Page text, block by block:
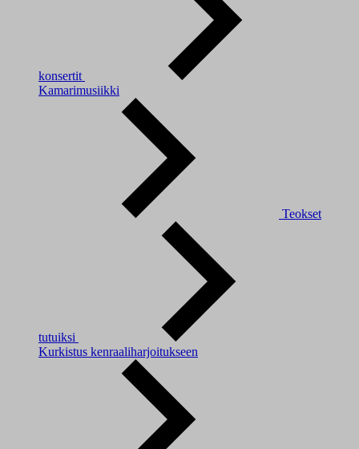
konsertit
Kamarimusiikki
Teokset
tutuiksi
Kurkistus kenraaliharjoitukseen